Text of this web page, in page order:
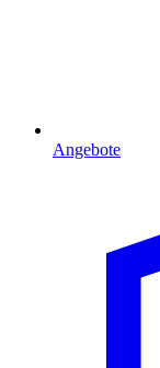
Angebote